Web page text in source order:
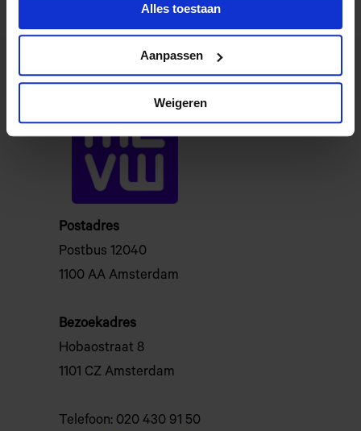
Alles toestaan
Aanpassen
Weigeren
Postadres
Postbus 12040
1100 AA Amsterdam
Bezoekadres
Hobaostraat 8
1101 CZ Amsterdam
Telefoon: 020 430 91 50